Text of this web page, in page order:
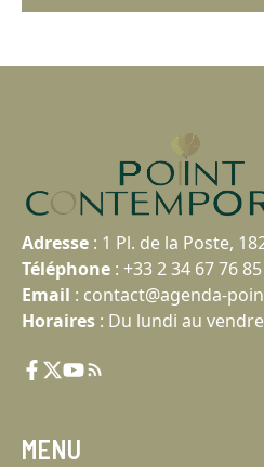
Adresse : 1 Pl. de la Poste,
Téléphone : +33 2 34 67 76 85
Email : contact@agenda-
Horaires : Du lundi au
MENU